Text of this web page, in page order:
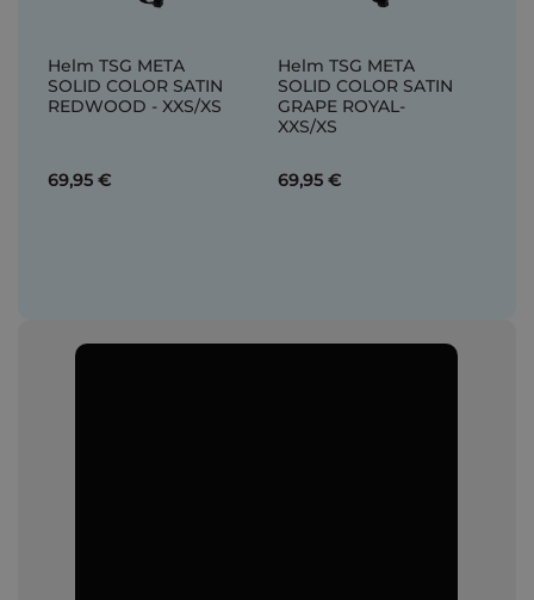
Helm TSG META
SOLID COLOR SATIN
REDWOOD - XXS/XS
69,95 €
Helm TSG META
SOLID COLOR SATIN
GRAPE ROYAL-
XXS/XS
69,95 €